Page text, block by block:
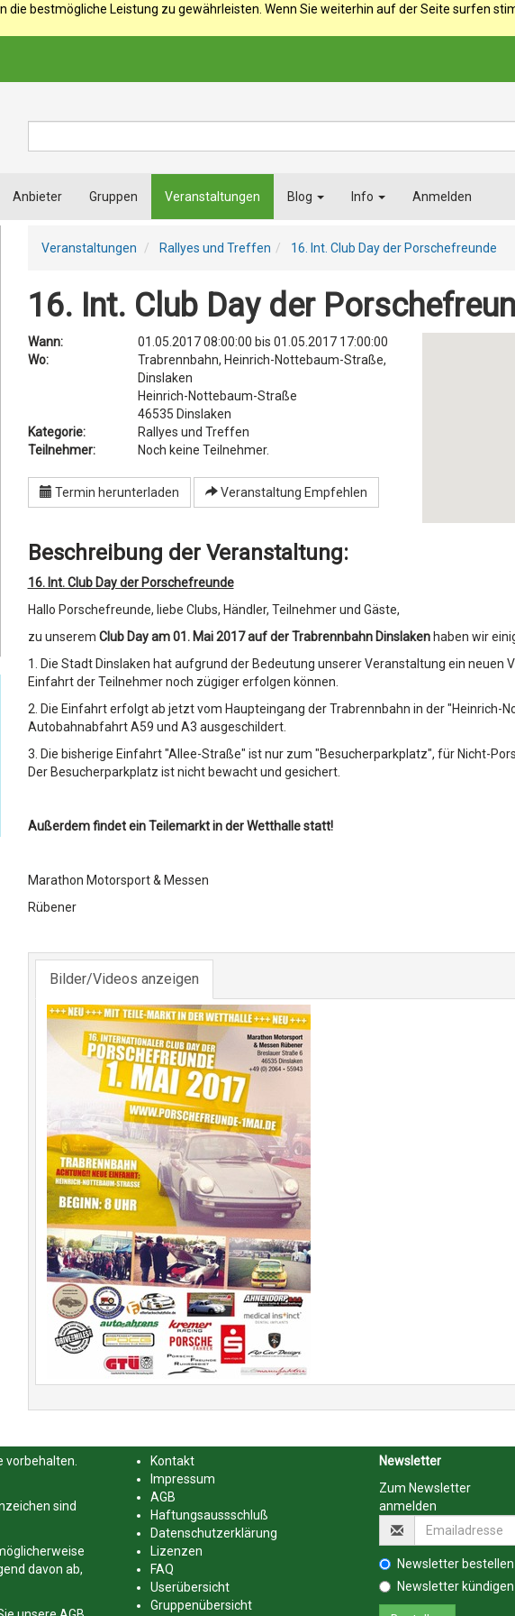
die bestmögliche Leistung zu gewährleisten. Wenn Sie weiterhin auf der Seite surfen
Anbieter Gruppen Veranstaltungen Blog Info Anmelden
Veranstaltungen Rallyes und Treffen 16. Int. Club Day der Porschefreunde
16. Int. Club Day der
Wann: 01.05.2017 08:00:00 bis01.05.2017 17:00:00
Wo:
Trabrennbahn, Heinrich-Nottebaum-Straße,
Dinslaken
Heinrich-Nottebaum-Straße
46535 Dinslaken
Kategorie:
Rallyes und Treffen
Teilnehmer:
Noch keine Teilnehmer.
Termin herunterladen Veranstaltung Empfehlen
Beschreibung der Veranstaltung:
16. Int. Club Day der Porschefreunde
Hallo Porschefreunde, liebe Clubs, Händler, Teilnehmer und Gäste,
zu unserem Club Day am 01. Mai 2017 auf der Trabrennbahn Dinslakenhaben wir
1. Die Stadt Dinslaken hat aufgrund der Bedeutung unserer Veranstaltung ein neuen
Einfahrt der Teilnehmer noch zügiger erfolgen können.
2. Die Einfahrt erfolgt ab jetzt vom Haupteingang der Trabrennbahn in der "Heinrich-
Autobahnabfahrt A59 und A3 ausgeschildert.
3. Die bisherige Einfahrt "Allee-Straße" ist nur zum "Besucherparkplatz", für Nicht-
Der Besucherparkplatz ist nicht bewacht und gesichert.
Außerdem findet ein Teilemarkt in der Wetthalle statt!
Marathon Motorsport & Messen
Rübener
Bilder/Videos anzeigen
vorbehalten.
sind
davon ab,
Kontakt
Impressum
AGB
Haftungsaussschluß
Datenschutzerklärung
Lizenzen
FAQ
Userübersicht
Gruppenübersicht
Newsletter
Zum Newsletter
anmelden
Newsletter bestellen
Newsletter kündigen